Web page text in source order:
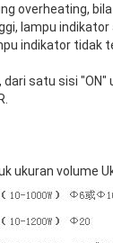
overheating,
lampu
indikator tidak
dari satu sisi
ukuran volume